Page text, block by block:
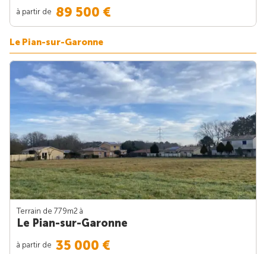
à partir de 89 500 €
Le Pian-sur-Garonne
Terrain de 779m2 à
Le Pian-sur-Garonne
à partir de 35 000 €